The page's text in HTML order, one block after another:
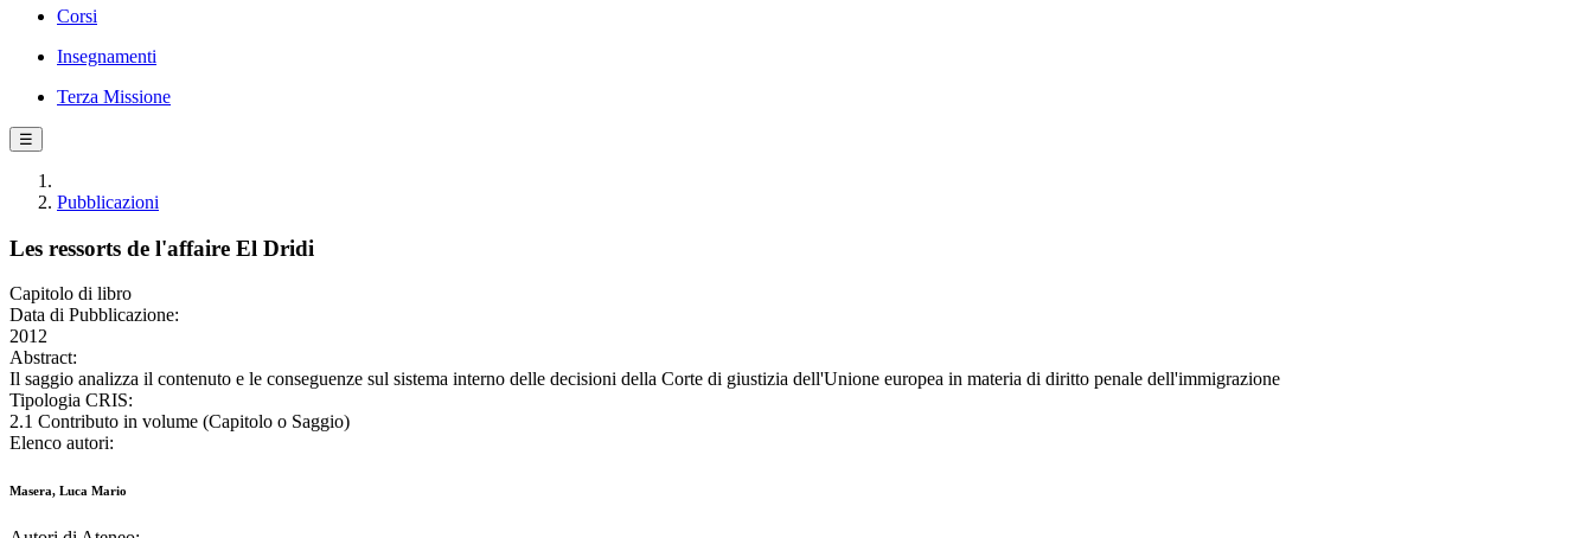
Corsi
Insegnamenti
Terza Missione
☰
Pubblicazioni
Les ressorts de l'affaire El Dridi
Capitolo di libro
Data di Pubblicazione:
2012
Abstract:
Il saggio analizza il contenuto e le conseguenze sul sistema interno delle decisioni della Corte di giustizia dell'Unione europea in materia di diritto penale dell'immigrazione
Tipologia CRIS:
2.1 Contributo in volume (Capitolo o Saggio)
Elenco autori:
Masera, Luca Mario